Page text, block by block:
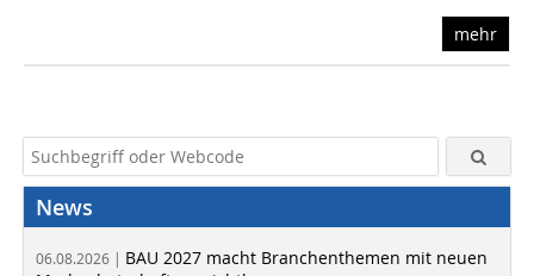
mehr
News
06.08.2026 | BAU 2027 macht Branchenthemen mit neuen